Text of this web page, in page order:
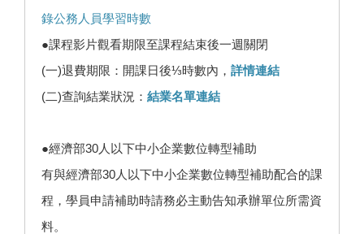
錄公務人員學習時數
●課程影片觀看期限至課程結束後一週關閉
(一)退費期限：開課日後⅓時數內， 詳情連結
(二)查詢結業狀況： 結業名單連結
●經濟部30人以下中小企業數位轉型補助
有與經濟部30人以下中小企業數位轉型補助配合的課
程，學員申請補助時請務必主動告知承辦單位所需資
料。